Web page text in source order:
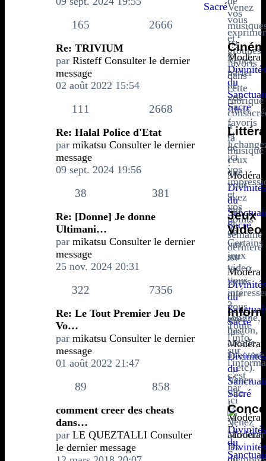
SacréVenez
vous
exprimer
!!!
Divinités
du
Sacré
vos
et
groupes
favoris
dans
cette
rubrique
à
la
musique
!
Divinités
du
Sacré
165 2666
Re: TRIVIUM
par Risteff Consulter le dernier
message
02 août 2022 15:54
Venez
parler
de
vos
films
favoris
et
de
ceux
que
vous
avez
vus
la
semaine
dernière
^^
Divinités
du
Sacré
111 2668
Re: Halal Police d'Etat
par mikatsu Consulter le dernier
message
09 sept. 2024 19:56
ici
vos
et
vos
points
de
vue
sur
les
livres
que
vous
avez
lus.
Divinités
du
Sacré
38 381
Re: [Donne] Je donne
Ultimani…
par mikatsu Consulter le dernier
message
25 nov. 2024 20:31
Jeux
Video
Certains
jeux
video
vous
?
(online,
baston,
arcade,
aventure
...etc).
Venez
vite
!
Divinités
du
322 7356
Re: Le Tout Premier Jeu De
Vo…
par mikatsu Consulter le dernier
message
01 août 2022 21:47
Toute
l'info
sur
c'est
par
ici
Divinités
89 858
comment creer des cheats
dans…
par LE QUEZTALLI Consulter
le dernier message
Venez
affronter
les